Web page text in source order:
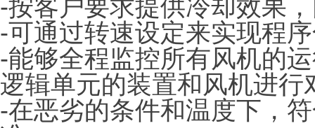
-按客户要求提供冷却效果
-可通过转速设定来实现程
-能够全程监控所有风机的
逻辑单元的装置和风机进行
-在恶劣的条件和温度下，